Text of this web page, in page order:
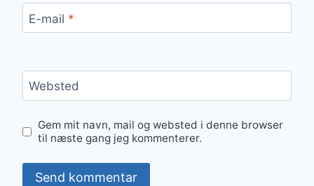
E-mail *
Websted
Gem mit navn, mail og websted i denne browser
til næste gang jeg kommenterer.